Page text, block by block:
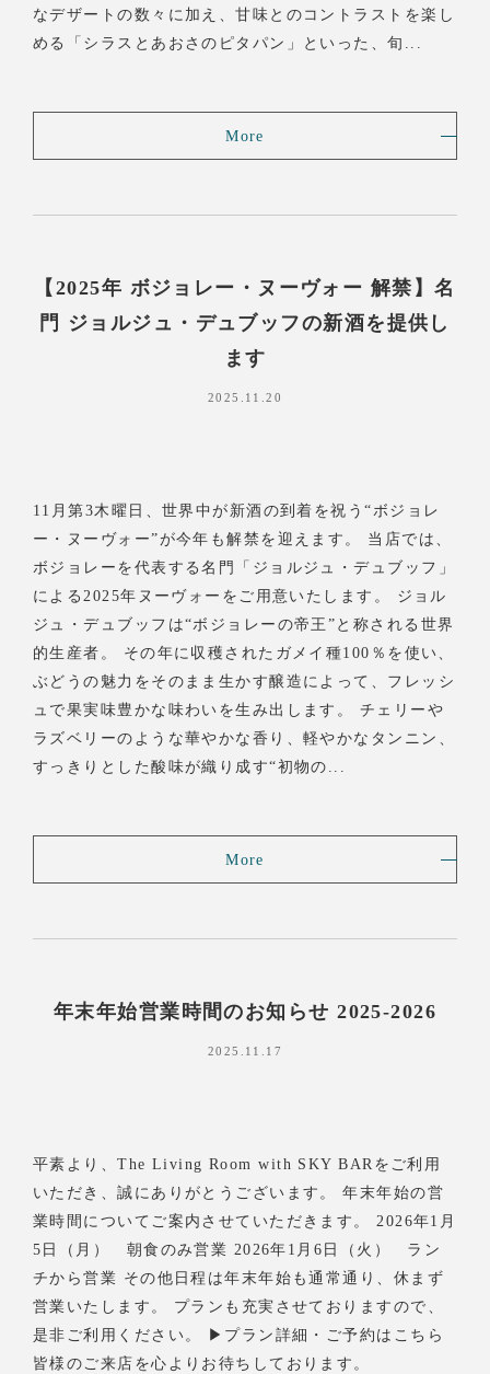
なデザートの数々に加え、甘味とのコントラストを楽し
める「シラスとあおさのピタパン」といった、旬...
More
【2025年 ボジョレー・ヌーヴォー 解禁】名
門 ジョルジュ・デュブッフの新酒を提供し
ます
2025.11.20
11月第3木曜日、世界中が新酒の到着を祝う“ボジョレ
ー・ヌーヴォー”が今年も解禁を迎えます。 当店では、
ボジョレーを代表する名門「ジョルジュ・デュブッフ」
による2025年ヌーヴォーをご用意いたします。 ジョル
ジュ・デュブッフは“ボジョレーの帝王”と称される世界
的生産者。 その年に収穫されたガメイ種100％を使い、
ぶどうの魅力をそのまま生かす醸造によって、フレッシ
ュで果実味豊かな味わいを生み出します。 チェリーや
ラズベリーのような華やかな香り、軽やかなタンニン、
すっきりとした酸味が織り成す“初物の...
More
年末年始営業時間のお知らせ 2025-2026
2025.11.17
平素より、The Living Room with SKY BARをご利用
いただき、誠にありがとうございます。 年末年始の営
業時間についてご案内させていただきます。 2026年1月
5日（月） 朝食のみ営業 2026年1月6日（火） ラン
チから営業 その他日程は年末年始も通常通り、休まず
営業いたします。 プランも充実させておりますので、
是非ご利用ください。 ▶プラン詳細・ご予約はこちら
皆様のご来店を心よりお待ちしております。